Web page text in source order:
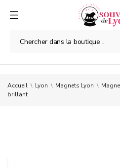
Accueil Lyon Magnets Lyon
brillant